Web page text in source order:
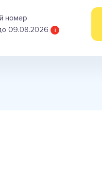
номер
09.08.2026 i